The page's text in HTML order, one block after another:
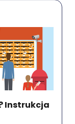
Instrukcja